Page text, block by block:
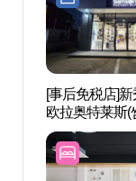
[事后免税店]
欧拉奥特莱斯(
트 제주오라아